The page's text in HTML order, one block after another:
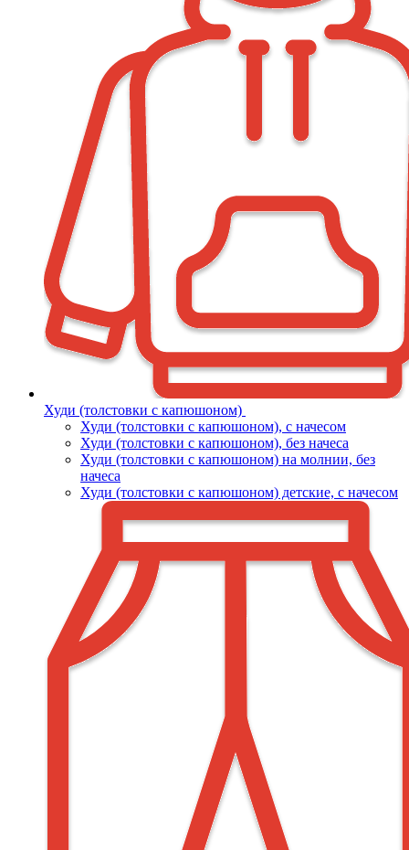
Худи (толстовки с капюшоном)
Худи (толстовки c капюшоном), с начесом
Худи (толстовки c капюшоном), без начеса
Худи (толстовки с капюшоном) на молнии, без
начеса
Худи (толстовки c капюшоном) детские, с начесом